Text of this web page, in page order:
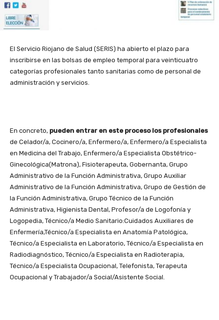
El Servicio Riojano de Salud (SERIS) ha abierto el plazo para
inscribirse en las bolsas de empleo temporal para veinticuatro
categorías profesionales tanto sanitarias como de personal de
administración y servicios.
En concreto, pueden entrar en este proceso los profesionales
de Celador/a, Cocinero/a, Enfermero/a, Enfermero/a Especialista
en Medicina del Trabajo, Enfermero/a Especialista Obstétrico-
Ginecológica(Matrona), Fisioterapeuta, Gobernanta, Grupo
Administrativo de la Función Administrativa, Grupo Auxiliar
Administrativo de la Función Administrativa, Grupo de Gestión de
la Función Administrativa, Grupo Técnico de la Función
Administrativa, Higienista Dental, Profesor/a de Logofonía y
Logopedia, Técnico/a Medio Sanitario:Cuidados Auxiliares de
Enfermería,Técnico/a Especialista en Anatomía Patológica,
Técnico/a Especialista en Laboratorio, Técnico/a Especialista en
Radiodiagnóstico, Técnico/a Especialista en Radioterapia,
Técnico/a Especialista Ocupacional, Telefonista, Terapeuta
Ocupacional y Trabajador/a Social/Asistente Social.